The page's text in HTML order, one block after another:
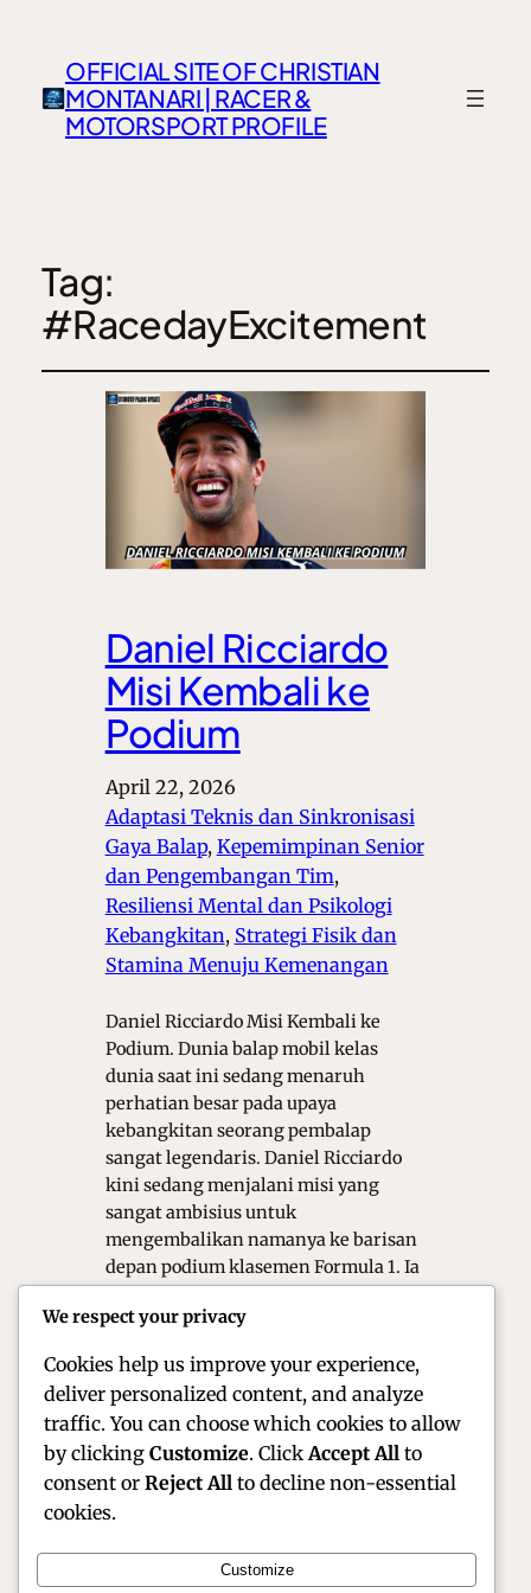
OFFICIAL SITE OF CHRISTIAN
MONTANARI | RACER &
MOTORSPORT PROFILE
Tag:
#RacedayExcitement
Daniel Ricciardo
Misi Kembali ke
Podium
April 22, 2026
Adaptasi Teknis dan Sinkronisasi
Gaya Balap, Kepemimpinan Senior
dan Pengembangan Tim ,
Resiliensi Mental dan Psikologi
Kebangkitan, Strategi Fisik dan
Stamina Menuju Kemenangan
Daniel Ricciardo Misi Kembali ke
Podium. Dunia balap mobil kelas
dunia saat ini sedang menaruh
perhatian besar pada upaya
kebangkitan seorang pembalap
sangat legendaris. Daniel Ricciardo
kini sedang menjalani misi yang
sangat ambisius untuk
mengembalikan namanya ke barisan
depan podium klasemen Formula 1. Ia
memiliki senyum lebar namun
We respect your privacy
Cookies help us improve your experience,
deliver personalized content, and analyze
traffic. You can choose which cookies to allow
by clicking Customize. Click Accept All to
consent or Reject All to decline non-essential
cookies.
Customize